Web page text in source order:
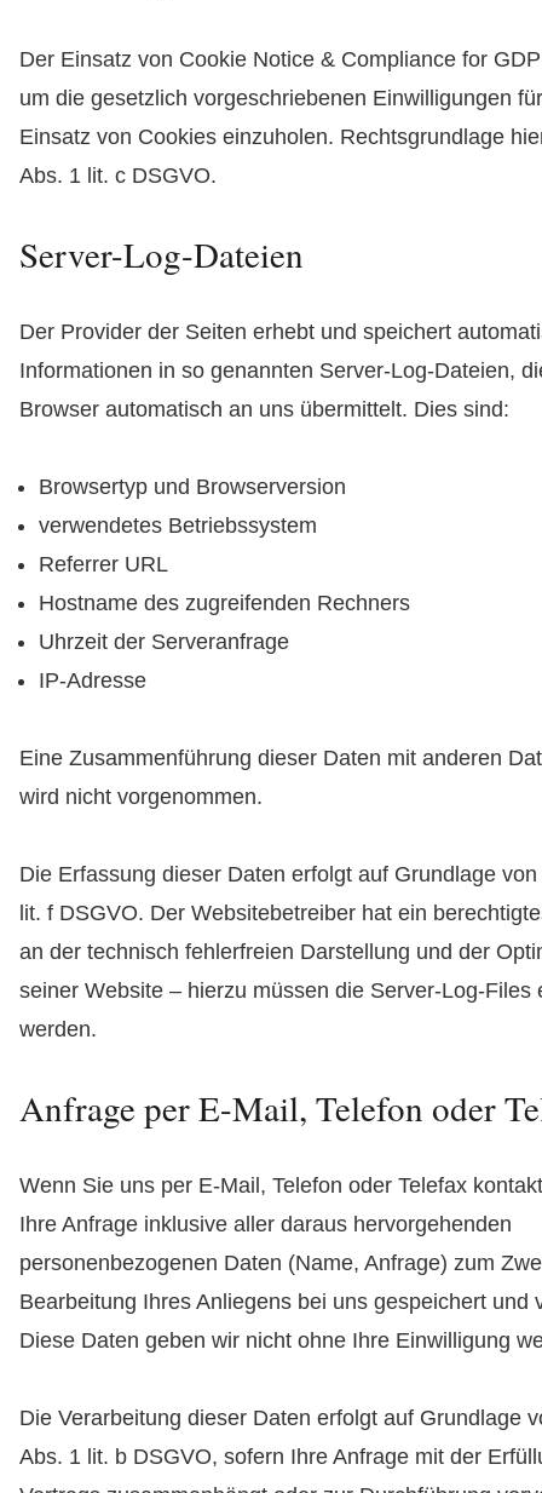
Der Einsatz von Cookie Notice & Compliance for
um die gesetzlich vorgeschriebenen Einwilligungen
Einsatz von Cookies einzuholen. Rechtsgrundlage
Abs. 1 lit. c DSGVO.
Server-Log-Dateien
Der Provider der Seiten erhebt und speichert
Informationen in so genannten Server-Log-Dateien,
Browser automatisch an uns übermittelt. Dies sind:
Browsertyp und Browserversion
verwendetes Betriebssystem
Referrer URL
Hostname des zugreifenden Rechners
Uhrzeit der Serveranfrage
IP-Adresse
Eine Zusammenführung dieser Daten mit anderen
wird nicht vorgenommen.
Die Erfassung dieser Daten erfolgt auf Grundlage
lit. f DSGVO. Der Websitebetreiber hat ein
an der technisch fehlerfreien Darstellung und der
seiner Website – hierzu müssen die Server-Log-Files
werden.
Anfrage per E-Mail, Telefon oder
Wenn Sie uns per E-Mail, Telefon oder Telefax
Ihre Anfrage inklusive aller daraus hervorgehenden
personenbezogenen Daten (Name, Anfrage) zum
Bearbeitung Ihres Anliegens bei uns gespeichert und
Diese Daten geben wir nicht ohne Ihre Einwilligung
Die Verarbeitung dieser Daten erfolgt auf Grundlage
Abs. 1 lit. b DSGVO, sofern Ihre Anfrage mit der